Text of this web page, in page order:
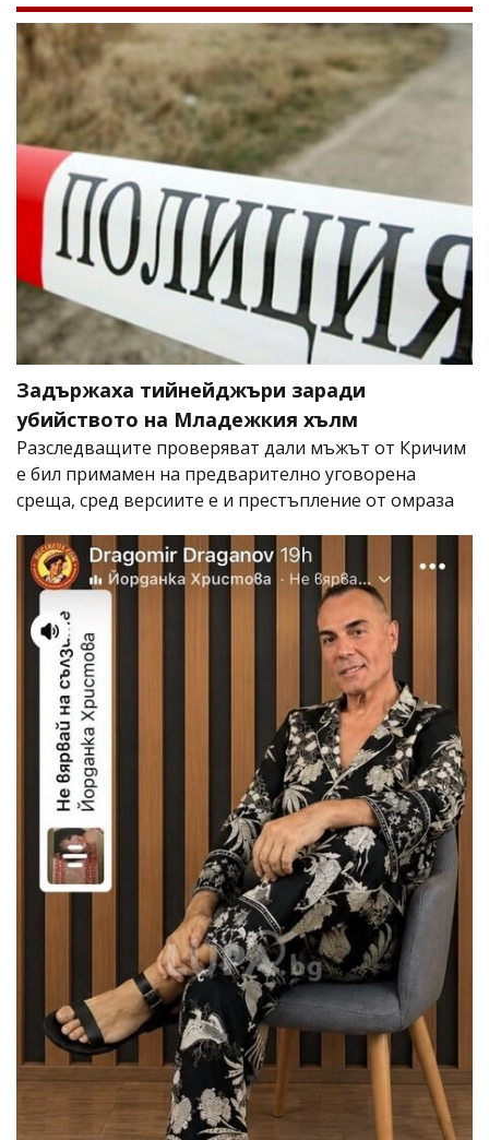
Задържаха тийнейджъри заради
убийството на Младежкия хълм
Разследващите проверяват дали мъжът от Кричим
е бил примамен на предварително уговорена
среща, сред версиите е и престъпление от омраза